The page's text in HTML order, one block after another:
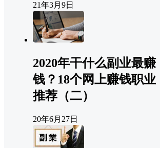
21年3月9日
2020年干什么副业最赚
钱？18个网上赚钱职业
推荐（二）
20年6月27日